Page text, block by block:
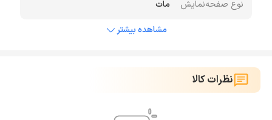
نوع صفحه‌نمایش
مات
مشاهده بیشتر
نظرات کالا